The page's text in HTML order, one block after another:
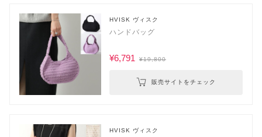
HVISK ヴィスク
ハンドバッグ
¥6,791 ¥19,800
販売サイトをチェック
HVISK ヴィスク